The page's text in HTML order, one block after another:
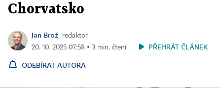
Chorvatsko
Jan Brož
redaktor
20. 10. 2025 07:58 ▪ 3 min. čtení
PŘEHRÁT ČLÁNEK
ODEBÍRAT AUTORA